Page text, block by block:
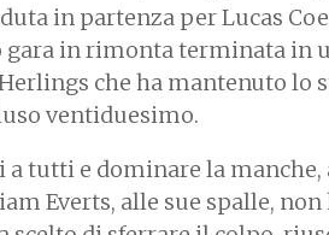
in partenza per Lucas
in rimonta terminata in
che ha mantenuto lo
ventiduesimo.
a tutti e dominare la
Everts, alle sue spalle, non